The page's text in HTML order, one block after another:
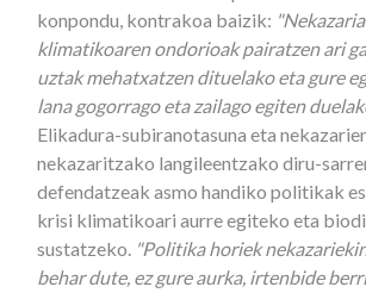
konpondu, kontrakoa baizik:
klimatikoaren ondorioak pairatzen ari
uztak mehatxatzen dituelako eta gure
lana gogorrago eta zailago egiten
Elikadura-subiranotasuna eta
nekazaritzako langileentzako diru-
defendatzeak asmo handiko politikak
krisi klimatikoari aurre egiteko eta
sustatzeko. "Politika horiek
behar dute, ez gure aurka, irtenbide